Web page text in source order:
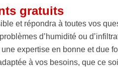
gratuits
et répondra à toutes vos
d’humidité ou
expertise en bonne et due
à vos besoins, que ce